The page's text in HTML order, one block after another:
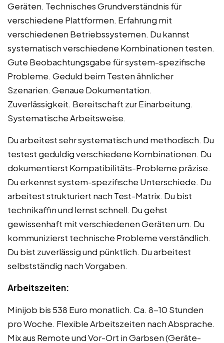
Geräten. Technisches Grundverständnis für
verschiedene Plattformen. Erfahrung mit
verschiedenen Betriebssystemen. Du kannst
systematisch verschiedene Kombinationen testen.
Gute Beobachtungsgabe für system-spezifische
Probleme. Geduld beim Testen ähnlicher
Szenarien. Genaue Dokumentation.
Zuverlässigkeit. Bereitschaft zur Einarbeitung.
Systematische Arbeitsweise.
Du arbeitest sehr systematisch und methodisch. Du
testest geduldig verschiedene Kombinationen. Du
dokumentierst Kompatibilitäts-Probleme präzise.
Du erkennst system-spezifische Unterschiede. Du
arbeitest strukturiert nach Test-Matrix. Du bist
technikaffin und lernst schnell. Du gehst
gewissenhaft mit verschiedenen Geräten um. Du
kommunizierst technische Probleme verständlich.
Du bist zuverlässig und pünktlich. Du arbeitest
selbstständig nach Vorgaben.
Arbeitszeiten:
Minijob bis 538 Euro monatlich. Ca. 8-10 Stunden
pro Woche. Flexible Arbeitszeiten nach Absprache.
Mix aus Remote und Vor-Ort in Garbsen (Geräte-